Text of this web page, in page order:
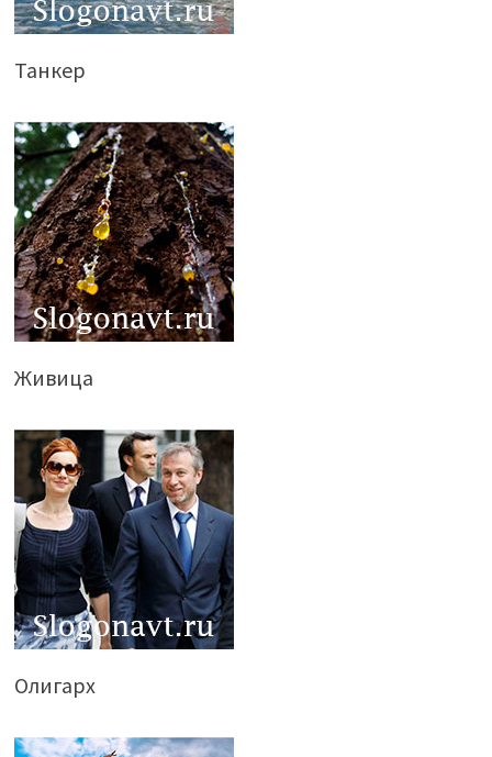
Танкер
Живица
Олигарх